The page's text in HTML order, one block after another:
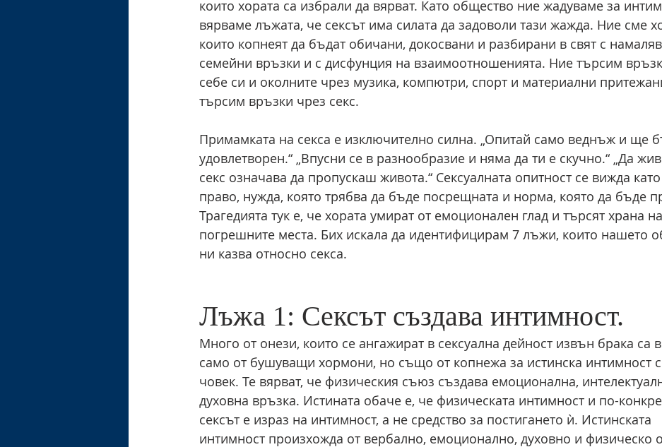
които хората са избрали да вярват. Като общество ние жадуваме за
вярваме лъжата, че сексът има силата да задоволи тази жажда. Ние сме
които копнеят да бъдат обичани, докосвани и разбирани в свят с
семейни връзки и с дисфунция на взаимоотношенията. Ние търсим
себе си и околните чрез музика, компютри, спорт и материални
търсим връзки чрез секс.
Примамката на секса е изключително силна. „Опитай само веднъж и ще
удовлетворен.“ „Впусни се в разнообразие и няма да ти е скучно.“ „Да
секс означава да пропускаш живота.“ Сексуалната опитност се вижда
право, нужда, която трябва да бъде посрещната и норма, която да бъде
Трагедията тук е, че хората умират от емоционален глад и търсят храна на
погрешните места. Бих искала да идентифицирам 7 лъжи, които нашето
ни казва относно секса.
Лъжа 1: Сексът създава интимност.
Много от онези, които се ангажират в сексуална дейност извън брака са
само от бушуващи хормони, но също от копнежа за истинска интимност с
човек. Те вярват, че физическия съюз създава емоционална,
духовна връзка. Истината обаче е, че физическата интимност и по-
сексът е израз на интимност, а не средство за постигането ѝ. Истинската
интимност произхожда от вербално, емоционално, духовно и физическо